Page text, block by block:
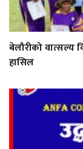
बेलौरीको वात्सल्य
हासिल